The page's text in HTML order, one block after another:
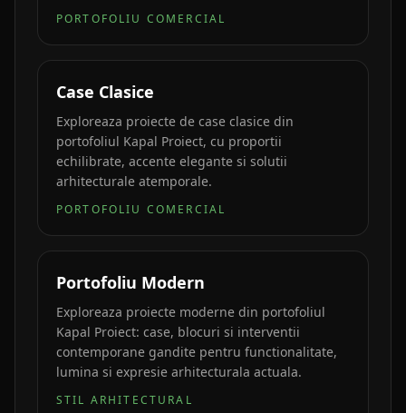
PORTOFOLIU COMERCIAL
Case Clasice
Exploreaza proiecte de case clasice din
portofoliul Kapal Proiect, cu proportii
echilibrate, accente elegante si solutii
arhitecturale atemporale.
PORTOFOLIU COMERCIAL
Portofoliu Modern
Exploreaza proiecte moderne din portofoliul
Kapal Proiect: case, blocuri si interventii
contemporane gandite pentru functionalitate,
lumina si expresie arhitecturala actuala.
STIL ARHITECTURAL